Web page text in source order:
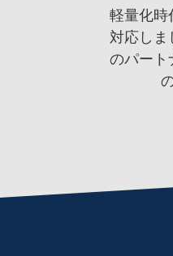
軽量化
対応し
のパー